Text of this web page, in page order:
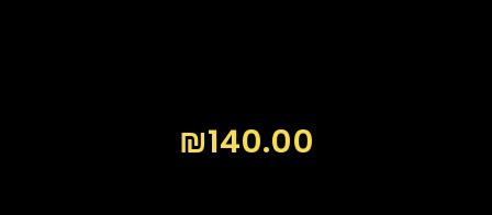
₪140.00